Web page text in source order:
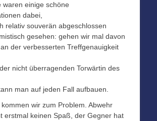
waren einige schöne
dabei,
relativ souverän abgeschlossen
gesehen: gehen wir mal davon
der verbesserten Treffgenauigkeit
nicht überragenden Torwärtin des
man auf jeden Fall aufbauen.
wir zum Problem. Abwehr
erstmal keinen Spaß, der Gegner hat